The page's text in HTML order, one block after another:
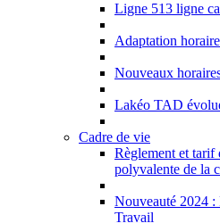
Ligne 513 ligne
Adaptation
Nouveaux
Lakéo TAD
Cadre de vie
Règlement et tarif
polyvalente de la
Nouveauté 2024
Travail